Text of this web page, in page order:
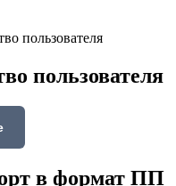
пользователя
пользователя
в формат ПП